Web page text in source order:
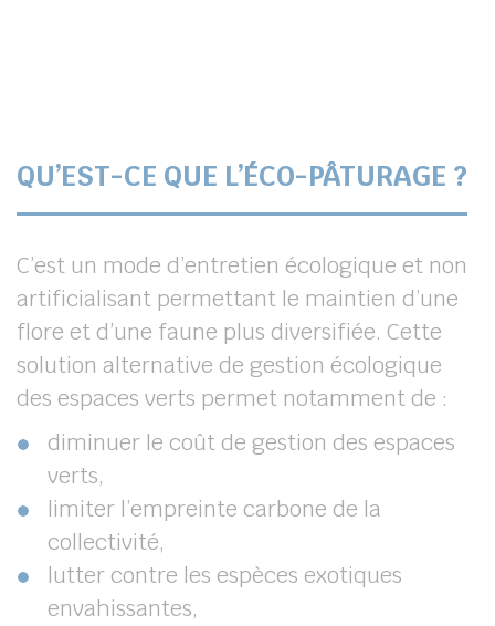
QU’EST-CE QUE L’ÉCO-PÂTURAGE ?
C’est un mode d’entretien écologique et non
artificialisant permettant le maintien d’une
flore et d’une faune plus diversifiée. Cette
solution alternative de gestion écologique
des espaces verts permet notamment de :
diminuer le coût de gestion des espaces
verts,
limiter l’empreinte carbone de la
collectivité,
lutter contre les espèces exotiques
envahissantes,